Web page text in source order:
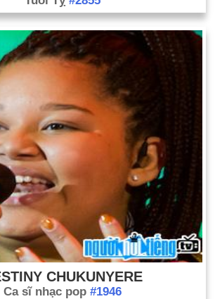
CHUKUNYERE
Ca sĩ nhạc pop #1946